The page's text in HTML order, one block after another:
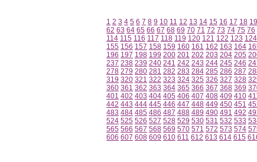
1 2 3 4 5 6 7 8 9 10 11 12 13 14 15 16 17 18 19
62 63 64 65 66 67 68 69 70 71 72 73 74 75 76
114 115 116 117 118 119 120 121 122 123 124
155 156 157 158 159 160 161 162 163 164
196 197 198 199 200 201 202 203 204 205
237 238 239 240 241 242 243 244 245 246
278 279 280 281 282 283 284 285 286 287
319 320 321 322 323 324 325 326 327 328
360 361 362 363 364 365 366 367 368 369
401 402 403 404 405 406 407 408 409 410
442 443 444 445 446 447 448 449 450 451
483 484 485 486 487 488 489 490 491 492
524 525 526 527 528 529 530 531 532 533
565 566 567 568 569 570 571 572 573 574
606 607 608 609 610 611 612 613 614 615